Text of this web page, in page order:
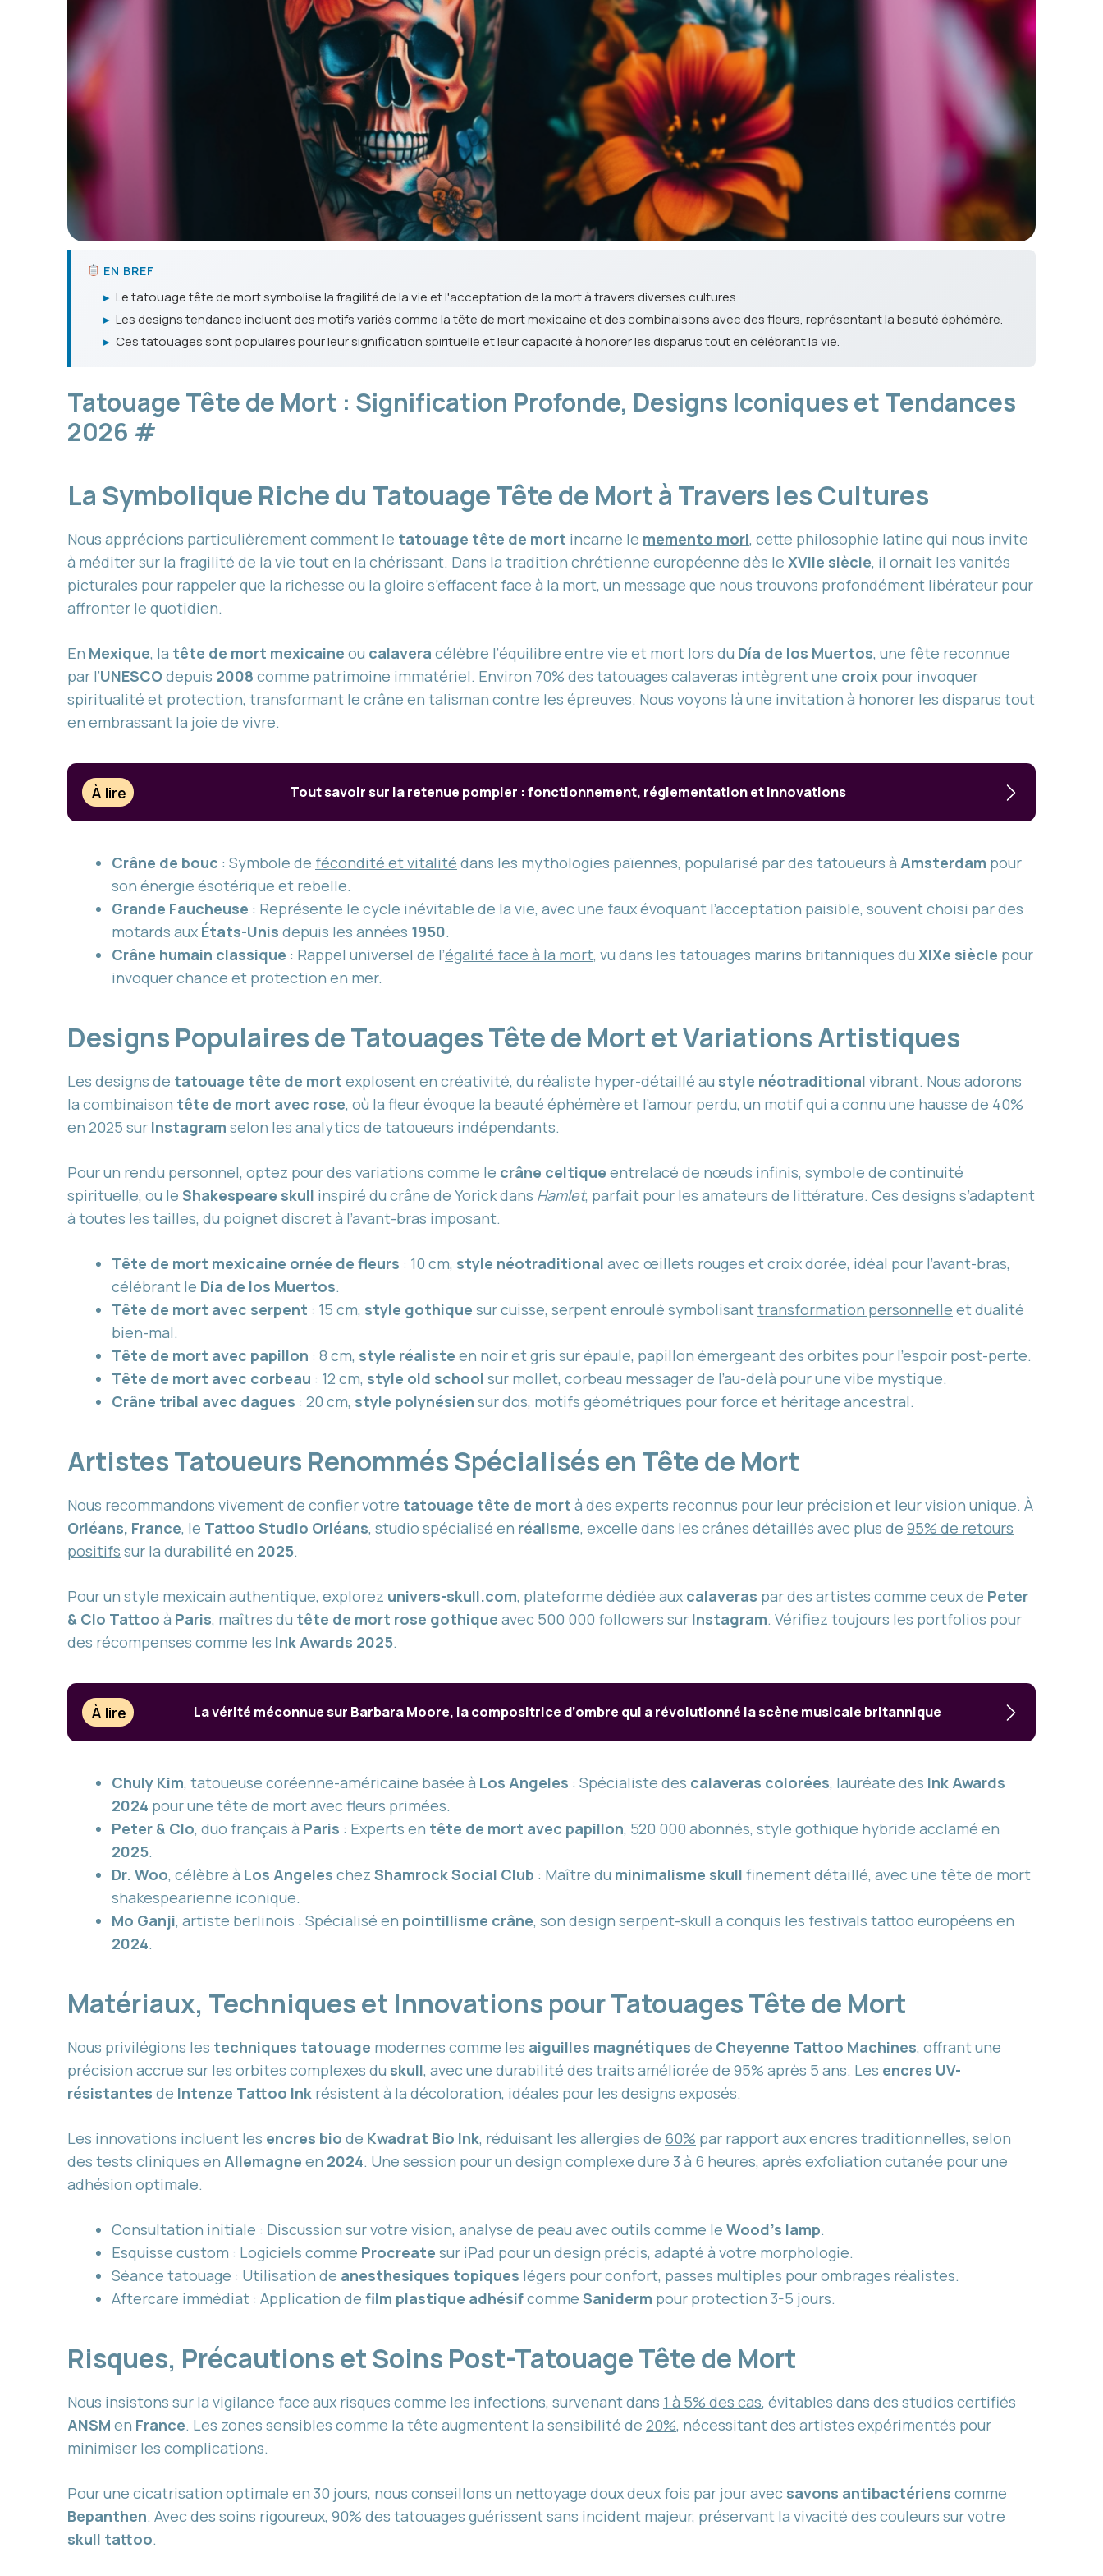
EN BREF
▸ Le tatouage tête de mort symbolise la fragilité de la vie et l'acceptation de la mort à travers diverses cultures.
▸ Les designs tendance incluent des motifs variés comme la tête de mort mexicaine et des combinaisons avec des fleurs, représentant la beauté éphémère.
▸ Ces tatouages sont populaires pour leur signification spirituelle et leur capacité à honorer les disparus tout en célébrant la vie.
Tatouage Tête de Mort : Signification Profonde, Designs Iconiques et Tendances
2026 #
La Symbolique Riche du Tatouage Tête de Mort à Travers les Cultures
Nous apprécions particulièrement comment le tatouage tête de mort incarne le memento mori, cette philosophie latine qui nous invite
à méditer sur la fragilité de la vie tout en la chérissant. Dans la tradition chrétienne européenne dès le XVIIe siècle, il ornait les vanités
picturales pour rappeler que la richesse ou la gloire s’effacent face à la mort, un message que nous trouvons profondément libérateur pour
affronter le quotidien.
En Mexique, la tête de mort mexicaine ou calavera célèbre l’équilibre entre vie et mort lors du Día de los Muertos, une fête reconnue
par l’UNESCOdepuis 2008 comme patrimoine immatériel. Environ 70% des tatouages calaveras intègrent une croix pour invoquer
spiritualité et protection, transformant le crâne en talisman contre les épreuves. Nous voyons là une invitation à honorer les disparus tout
en embrassant la joie de vivre.
À lire Tout savoir sur la retenue pompier : fonctionnement, réglementation et innovations
Crâne de bouc : Symbole de fécondité et vitalité dans les mythologies païennes, popularisé par des tatoueurs à Amsterdam pour
son énergie ésotérique et rebelle.
Grande Faucheuse : Représente le cycle inévitable de la vie, avec une faux évoquant l’acceptation paisible, souvent choisi par des
motards aux États-Unis depuis les années 1950.
Crâne humain classique : Rappel universel de l’égalité face à la mort, vu dans les tatouages marins britanniques du XIXe siècle pour
invoquer chance et protection en mer.
Designs Populaires de Tatouages Tête de Mort et Variations Artistiques
Les designs de tatouage tête de mort explosent en créativité, du réaliste hyper-détaillé au style néotraditional vibrant. Nous adorons
la combinaison tête de mort avec rose, où la fleur évoque la beauté éphémère et l’amour perdu, un motif qui a connu une hausse de 40%
en 2025 sur Instagram selon les analytics de tatoueurs indépendants.
Pour un rendu personnel, optez pour des variations comme le crâne celtique entrelacé de nœuds infinis, symbole de continuité
spirituelle, ou le Shakespeare skull inspiré du crâne de Yorick dans Hamlet, parfait pour les amateurs de littérature. Ces designs s’adaptent
à toutes les tailles, du poignet discret à l’avant-bras imposant.
Tête de mort mexicaine ornée de fleurs : 10 cm, style néotraditional avec œillets rouges et croix dorée, idéal pour l’avant-bras,
célébrant le Día de los Muertos.
Tête de mort avec serpent : 15 cm, style gothique sur cuisse, serpent enroulé symbolisanttransformation personnelle et dualité
bien-mal.
Tête de mort avec papillon : 8 cm, style réaliste en noir et gris sur épaule, papillon émergeant des orbites pour l’espoir post-perte.
Tête de mort avec corbeau : 12 cm, style old school sur mollet, corbeau messager de l’au-delà pour une vibe mystique.
Crâne tribal avec dagues : 20 cm, style polynésien sur dos, motifs géométriques pour force et héritage ancestral.
Artistes Tatoueurs Renommés Spécialisés en Tête de Mort
Nous recommandons vivement de confier votre tatouage tête de mort à des experts reconnus pour leur précision et leur vision unique. À
Orléans, France, le Tattoo Studio Orléans, studio spécialisé en réalisme, excelle dans les crânes détaillés avec plus de 95% de retours
positifs sur la durabilité en 2025.
Pour un style mexicain authentique, explorez univers-skull.com, plateforme dédiée aux calaveras par des artistes comme ceux de Peter
& Clo Tattoo à Paris, maîtres du tête de mort rose gothique avec 500 000 followers sur Instagram. Vérifiez toujours les portfolios pour
des récompenses comme les Ink Awards 2025.
À lire La vérité méconnue sur Barbara Moore, la compositrice d’ombre qui a révolutionné la scène musicale britannique
Chuly Kim, tatoueuse coréenne-américaine basée à Los Angeles : Spécialiste des calaveras colorées, lauréate des Ink Awards
2024 pour une tête de mort avec fleurs primées.
Peter & Clo, duo français à Paris : Experts en tête de mort avec papillon, 520 000 abonnés, style gothique hybride acclamé en
2025.
Dr. Woo, célèbre à Los Angeles chez Shamrock Social Club : Maître du minimalisme skull finement détaillé, avec une tête de mort
shakespearienne iconique.
Mo Ganji, artiste berlinois : Spécialisé en pointillisme crâne, son design serpent-skull a conquis les festivals tattoo européens en
2024.
Matériaux, Techniques et Innovations pour Tatouages Tête de Mort
Nous privilégions les techniques tatouage modernes comme les aiguilles magnétiques de Cheyenne Tattoo Machines, offrant une
précision accrue sur les orbites complexes du skull, avec une durabilité des traits améliorée de 95% après 5 ans. Les encres UV-
résistantes de Intenze Tattoo Ink résistent à la décoloration, idéales pour les designs exposés.
Les innovations incluent les encres bio de Kwadrat Bio Ink, réduisant les allergies de 60% par rapport aux encres traditionnelles, selon
des tests cliniques en Allemagne en 2024. Une session pour un design complexe dure 3 à 6 heures, après exfoliation cutanée pour une
adhésion optimale.
Consultation initiale : Discussion sur votre vision, analyse de peau avec outils comme le Wood’s lamp.
Esquisse custom : Logiciels comme Procreate sur iPad pour un design précis, adapté à votre morphologie.
Séance tatouage : Utilisation de anesthesiques topiques légers pour confort, passes multiples pour ombrages réalistes.
Aftercare immédiat : Application de film plastique adhésifcomme Saniderm pour protection 3-5 jours.
Risques, Précautions et Soins Post-Tatouage Tête de Mort
Nous insistons sur la vigilance face aux risques comme les infections, survenant dans 1 à 5% des cas, évitables dans des studios certifiés
ANSM en France. Les zones sensibles comme la tête augmentent la sensibilité de 20%, nécessitant des artistes expérimentés pour
minimiser les complications.
Pour une cicatrisation optimale en 30 jours, nous conseillons un nettoyage doux deux fois par jour avec savons antibactériens comme
Bepanthen. Avec des soins rigoureux, 90% des tatouages guérissent sans incident majeur, préservant la vivacité des couleurs sur votre
skull tattoo.